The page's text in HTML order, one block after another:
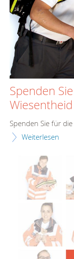
Spenden
Wiesentheid
Spenden Sie für
Weiterlesen